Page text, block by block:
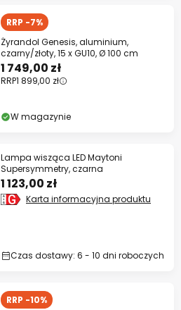
RRP -7%
Żyrandol Genesis, aluminium,
czarny/złoty, 15 x GU10, Ø 100 cm
1 749,00 zł
RRP1 899,00 zł
W magazynie
Lampa wisząca LED Maytoni
Supersymmetry, czarna
1 123,00 zł
Karta informacyjna produktu
Czas dostawy: 6 - 10 dni roboczych
RRP -10%